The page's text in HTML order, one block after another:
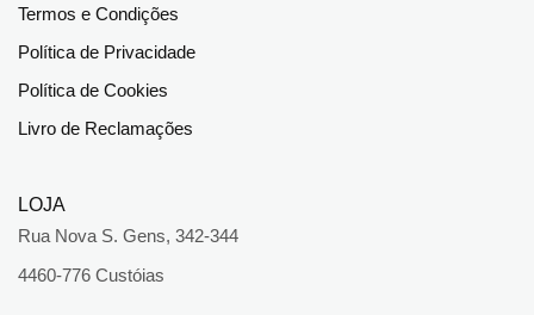
Termos e Condições
Política de Privacidade
Política de Cookies
Livro de Reclamações
LOJA
Rua Nova S. Gens, 342-344
4460-776 Custóias